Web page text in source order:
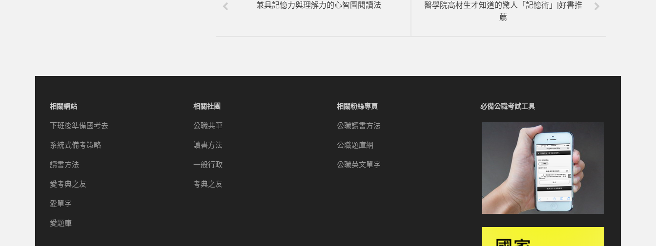
醫學院高材生才知道的驚人「記憶術」|好書推
薦
兼具記憶力與理解力的心智圖閱讀法
相關網站
下班後準備國考去
系統式備考策略
讀書方法
愛考典之友
愛單字
愛題庫
相關社團
公職共筆
讀書方法
一般行政
考典之友
相關粉絲專頁
公職讀書方法
公職題庫網
公職英文單字
必備公職考試工具